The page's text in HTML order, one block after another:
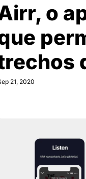
o
21, 2020